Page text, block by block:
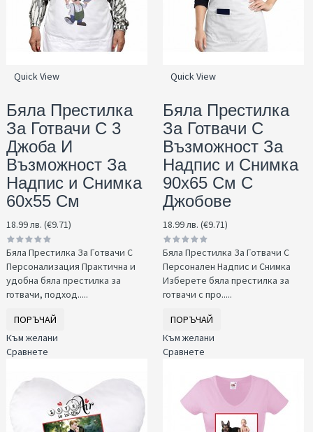
Quick View
Бяла Престилка
За Готвачи С 3
Джоба И
Възможност За
Надпис и Снимка
60x55 См
18.99 лв. (€9.71)
Бяла Престилка За Готвачи С
Персонализация Практична и
удобна бяла престилка за
готвачи, подход.....
ПОРЪЧАЙ
Към желани
Сравнете
Quick View
Бяла Престилка
За Готвачи С
Възможност За
Надпис и Снимка
90x65 См С
Джобове
18.99 лв. (€9.71)
Бяла Престилка За Готвачи С
Персонален Надпис и Снимка
Изберете бяла престилка за
готвачи с про.....
ПОРЪЧАЙ
Към желани
Сравнете